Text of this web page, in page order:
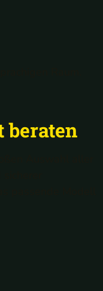
beraten